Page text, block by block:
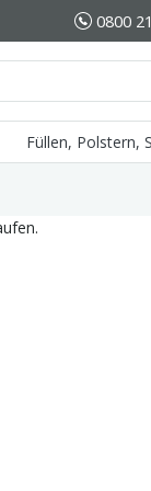
0800
Füllen, Polstern,